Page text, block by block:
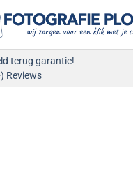
terug garantie!
Reviews